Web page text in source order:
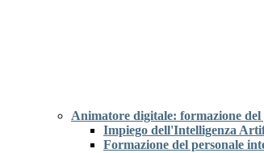
Animatore digitale: formazione
Impiego dell'Intelligenza
Formazione del personale